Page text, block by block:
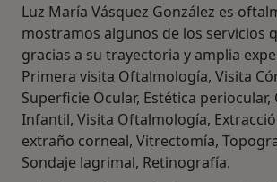
Luz María Vásquez González es
mostramos algunos de los servicios
gracias a su trayectoria y amplia
Primera visita Oftalmología, Visita
Superficie Ocular, Estética
Infantil, Visita Oftalmología,
extraño corneal, Vitrectomía,
Sondaje lagrimal, Retinografía.